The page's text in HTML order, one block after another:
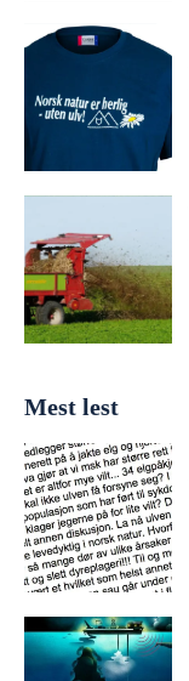
Mest lest